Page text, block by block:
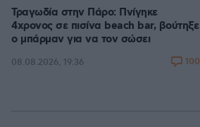
Τραγωδία στην Πάρο: Πνίγηκε
4χρονος σε πισίνα beach bar, βούτηξε
ο μπάρμαν για να τον σώσει
08.08.2026, 19:36 100